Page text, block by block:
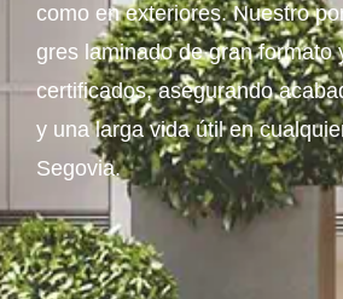
como en exteriores. Nuestro
gres laminado de gran formato
certificados, asegurando
y una larga vida útil en
Segovia.